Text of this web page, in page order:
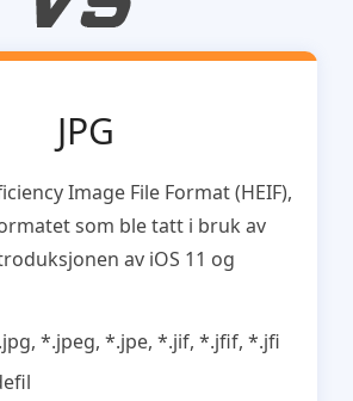
JPG
Image File Format (HEIF),
som ble tatt i bruk av
av iOS 11 og
*.jpeg, *.jpe, *.jif, *.jfif, *.jfi